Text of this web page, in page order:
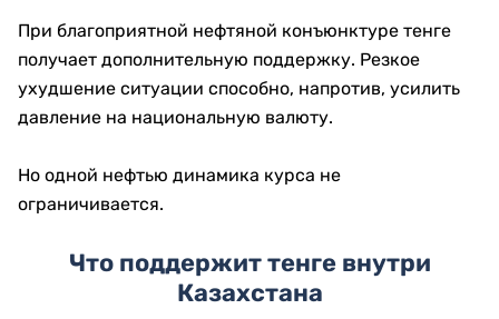
При благоприятной нефтяной конъюнктуре тенге
получает дополнительную поддержку. Резкое
ухудшение ситуации способно, напротив, усилить
давление на национальную валюту.
Но одной нефтью динамика курса не
ограничивается.
Что поддержит тенге внутри
Казахстана